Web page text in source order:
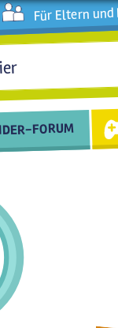
Für Eltern
FORUM